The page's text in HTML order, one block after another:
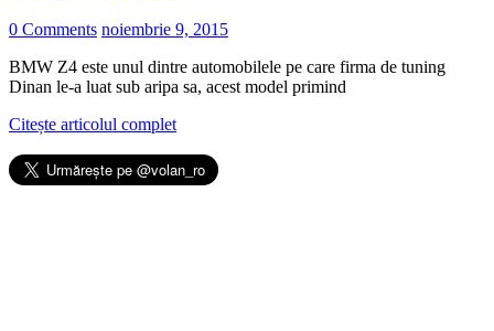
0 Comments noiembrie 9, 2015
BMW Z4 este unul dintre automobilele pe care firma de tuning
Dinan le-a luat sub aripa sa, acest model primind
Citește articolul complet